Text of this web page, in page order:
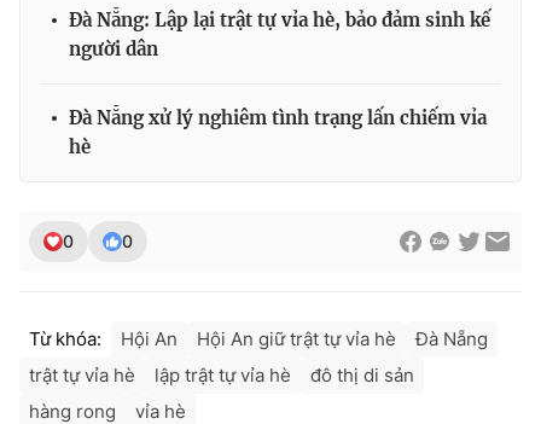
Đà Nẵng: Lập lại trật tự vỉa hè, bảo đảm sinh kế
người dân
Đà Nẵng xử lý nghiêm tình trạng lấn chiếm vỉa
hè
0 0
Từ khóa: Hội An Hội An giữ trật tự vỉa hè
Đà Nẵng
trật tự vỉa hè
lập trật tự vỉa hè
đô thị di sản
hàng rong
vỉa hè